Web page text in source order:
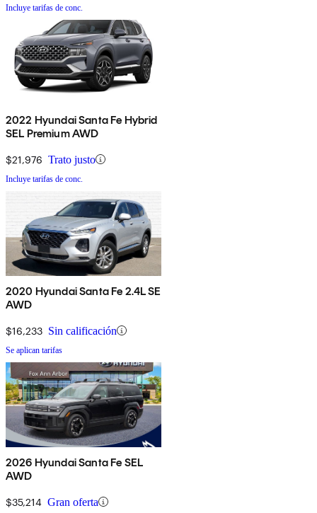
Incluye tarifas de conc.
2022 Hyundai Santa Fe Hybrid
SEL Premium AWD
$21,976 Trato justo
Incluye tarifas de conc.
2020 Hyundai Santa Fe 2.4L SE
AWD
$16,233 Sin calificación
Se aplican tarifas
2026 Hyundai Santa Fe SEL
AWD
$35,214 Gran oferta